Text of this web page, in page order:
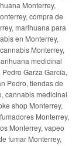
Monterrey,
compra de
marihuana para
en Monterrey,
Monterrey,
medicinal
Garza García,
Pedro, tiendas de
cannabis medicinal
shop Monterrey,
Monterrey,
Monterrey, vapeo
fumar Monterrey,